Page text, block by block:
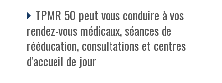
TPMR 50 peut vous conduire à vos
rendez-vous médicaux, séances de
rééducation, consultations et centres
d'accueil de jour